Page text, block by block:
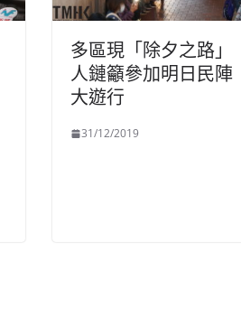
多區現「除夕之路」
人鏈籲參加明日民陣
大遊行
31/12/2019